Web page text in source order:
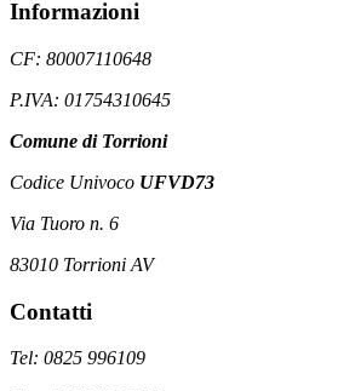
Informazioni
CF: 80007110648
P.IVA: 01754310645
Comune di Torrioni
Codice Univoco UFVD73
Via Tuoro n. 6
83010 Torrioni AV
Contatti
Tel: 0825 996109